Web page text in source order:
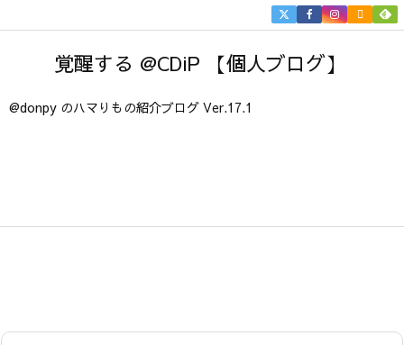
覚醒する @CDiP 【個人ブログ】
@donpy のハマりもの紹介ブログ Ver.17.1

